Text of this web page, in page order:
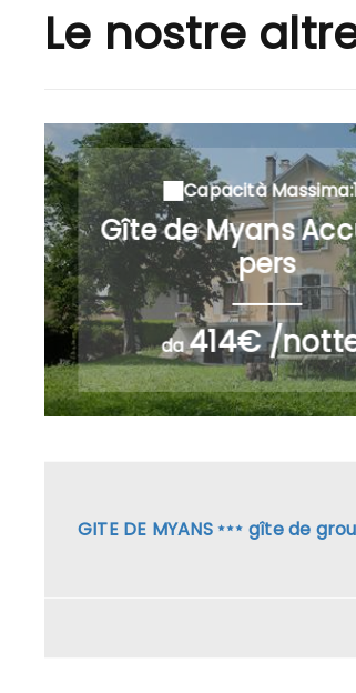
Le nostre
Capacità
Gîte de Myans
pers
da414€ /
GITE DE MYANS gîte de